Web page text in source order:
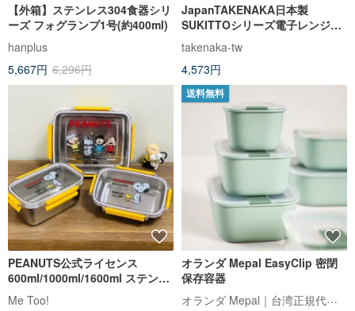
【外箱】ステンレス304食器シリ
ーズ フォグランプ1号(約400ml)
hanplus
5,667円 6,296円
JapanTAKENAKA日本製
SUKITTOシリーズ電子レンジで
分離可能な2層フレッシュキーピ
ングボックス600ml-ブラック
takenaka-tw
4,573円
PEANUTS公式ライセンス
600ml/1000ml/1600ml ステンレ
ス製保存容器（単品）
Me Too!
送料無料
オランダ Mepal EasyClip 密閉
保存容器
オランダ Mepal｜台湾正規代理店